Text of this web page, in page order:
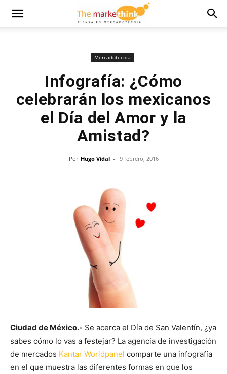
Mercadotecnia
Infografía: ¿Cómo
celebrarán los mexicanos
el Día del Amor y la
Amistad?
Por Hugo Vidal - 9 febrero, 2016
Ciudad de México.- Se acerca el Día de San Valentín, ¿ya
sabes cómo lo vas a festejar? La agencia de investigación
de mercados Kantar Worldpanel comparte una infografía
en el que muestra las diferentes formas en que los